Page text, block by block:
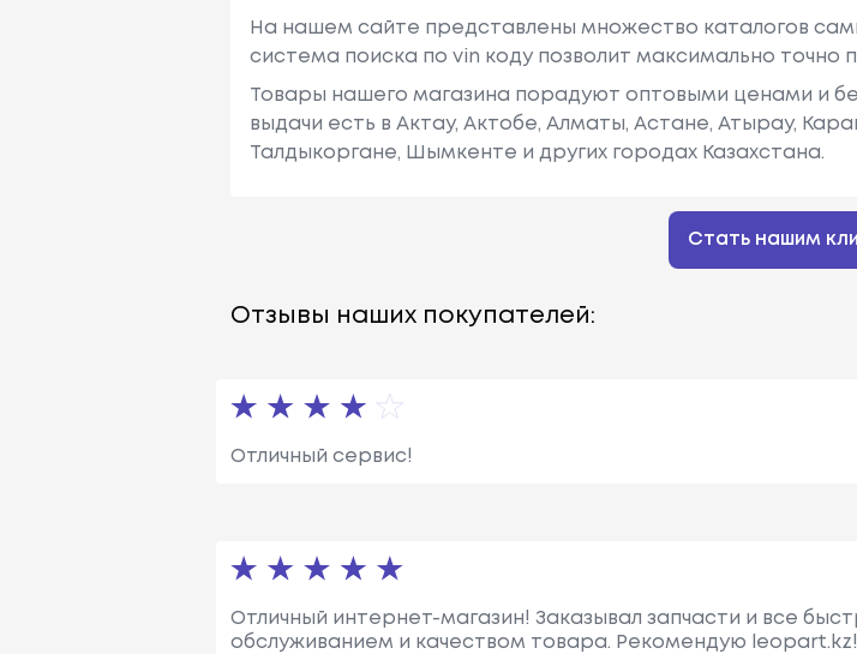
На нашем сайте представлены множество каталогов
система поиска по vin коду позволит максимально точно
Товары нашего магазина порадуют оптовыми ценами и
выдачи есть в Актау, Актобе, Алматы, Астане, Атырау,
Талдыкоргане, Шымкенте и других городах Казахстана.
Стать нашим
Отзывы наших покупателей:
Отличный сервис!
Отличный интернет-магазин! Заказывал запчасти и все
обслуживанием и качеством товара. Рекомендую leopart.kz!